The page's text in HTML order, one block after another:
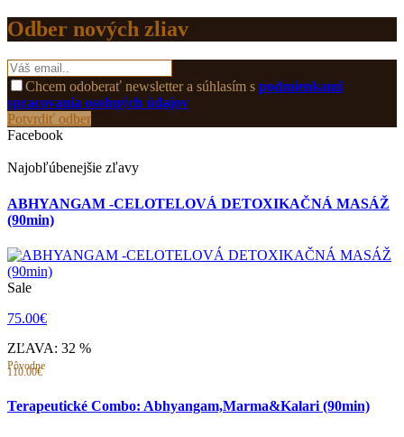
Odber nových zliav
Chcem odoberať newsletter a súhlasím s podmienkami
spracovania osobných údajov
Potvrdiť odber
Facebook
Najobľúbenejšie zľavy
ABHYANGAM -CELOTELOVÁ DETOXIKAČNÁ MASÁŽ
(90min)
Sale
75.00€
ZĽAVA: 32 %
Pôvodne
110.00€
Terapeutické Combo: Abhyangam,Marma&Kalari (90min)